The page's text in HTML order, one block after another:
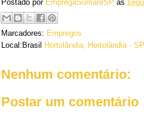
Postado por EmpregaSumareSP às
Marcadores: Empregos
Local:Brasil
Hortolândia, Hortolândia -
Nenhum comentário:
Postar um comentário